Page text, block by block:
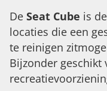
De Seat Cube is
locaties die een
te reinigen
Bijzonder geschikt